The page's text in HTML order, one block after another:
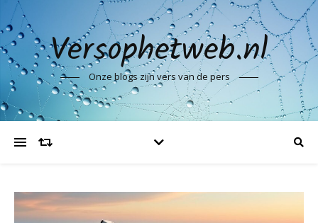
Versophetweb.nl
Onze blogs zijn vers van de pers